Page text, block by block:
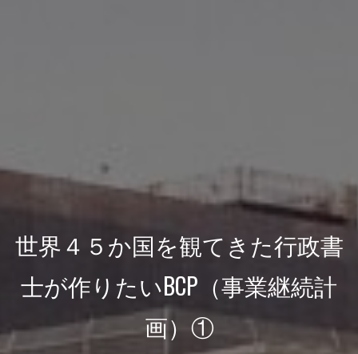
世界４５か国を観てきた行政書
士が作りたいBCP（事業継続計
画）①